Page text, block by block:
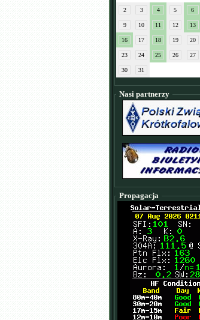
2 3 4 5 6
9 10 11 12 13
16 17 18 19 20
23 24 25 26 27
30 31
Nasi partnerzy
Propagacja